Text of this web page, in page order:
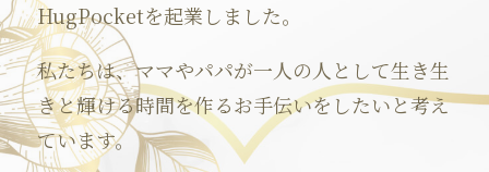
HugPocketを起業しました。
私たちは、ママやパパが一人の人として生き生
きと輝ける時間を作るお手伝いをしたいと考え
ています。